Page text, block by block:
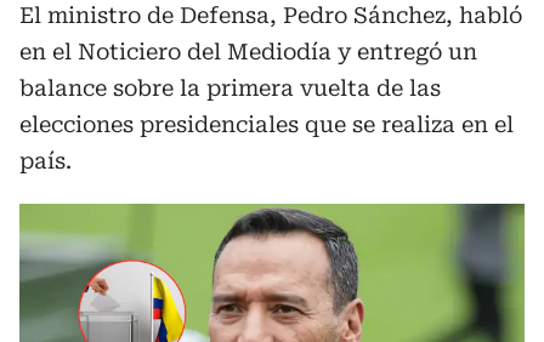
El ministro de Defensa, Pedro Sánchez, habló
en el Noticiero del Mediodía y entregó un
balance sobre la primera vuelta de las
elecciones presidenciales que se realiza en el
país.